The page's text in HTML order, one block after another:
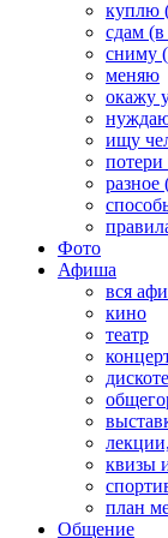
куплю
сдам (в
сниму
меняю
окажу
ищу
разное
Фото
Афиша
вся
кино
театр
квизы
план
Общение